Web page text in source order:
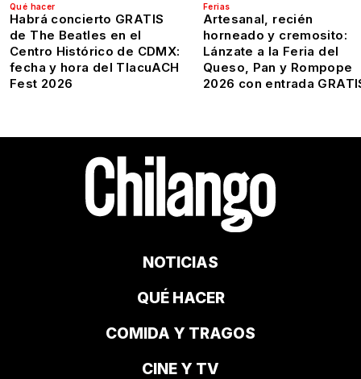
Qué hacer
Habrá concierto GRATIS
de The Beatles en el
Centro Histórico de CDMX:
fecha y hora del TlacuACH
Fest 2026
Ferias
Artesanal, recién
horneado y cremosito:
Lánzate a la Feria del
Queso, Pan y Rompope
2026 con entrada
NOTICIAS
QUÉ HACER
COMIDA Y TRAGOS
CINE Y TV